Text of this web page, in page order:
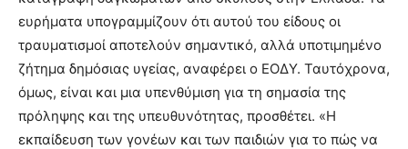
ευρήματα υπογραμμίζουν ότι αυτού του είδους οι
τραυματισμοί αποτελούν σημαντικό, αλλά υποτιμημένο
ζήτημα δημόσιας υγείας, αναφέρει ο ΕΟΔΥ. Ταυτόχρονα,
όμως, είναι και μια υπενθύμιση για τη σημασία της
πρόληψης και της υπευθυνότητας, προσθέτει. «Η
εκπαίδευση των γονέων και των παιδιών για το πώς να